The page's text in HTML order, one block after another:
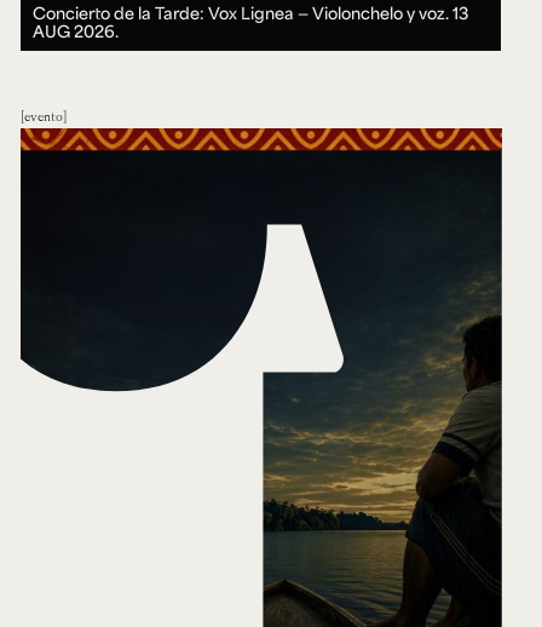
Concierto de la Tarde: Vox Lignea — Violonchelo y voz.13
AUG 2026.
evento